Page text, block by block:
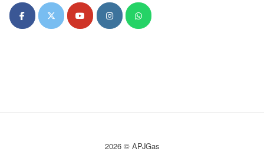
2026 © APJGas